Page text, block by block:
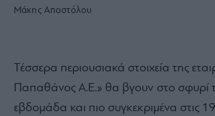
Μάκης Αποστόλου
Τέσσερα περιουσιακά στοιχεία της
Παπαθάνος Α.Ε.» θα βγουν στο σφυρί
εβδομάδα και πιο συγκεκριμένα στις